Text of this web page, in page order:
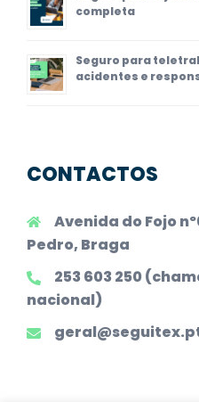
completa
Seguro para
acidentes e
CONTACTOS
Avenida do Fojo
Pedro, Braga
253 603 250
nacional)